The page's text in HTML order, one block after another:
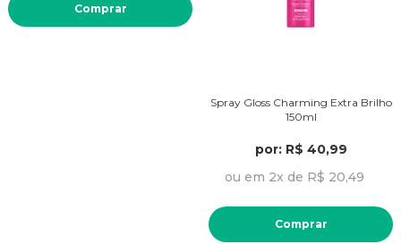
Comprar
Spray Gloss Charming Extra Brilho
150ml
por: R$ 40,99
ou em 2x de R$ 20,49
Comprar